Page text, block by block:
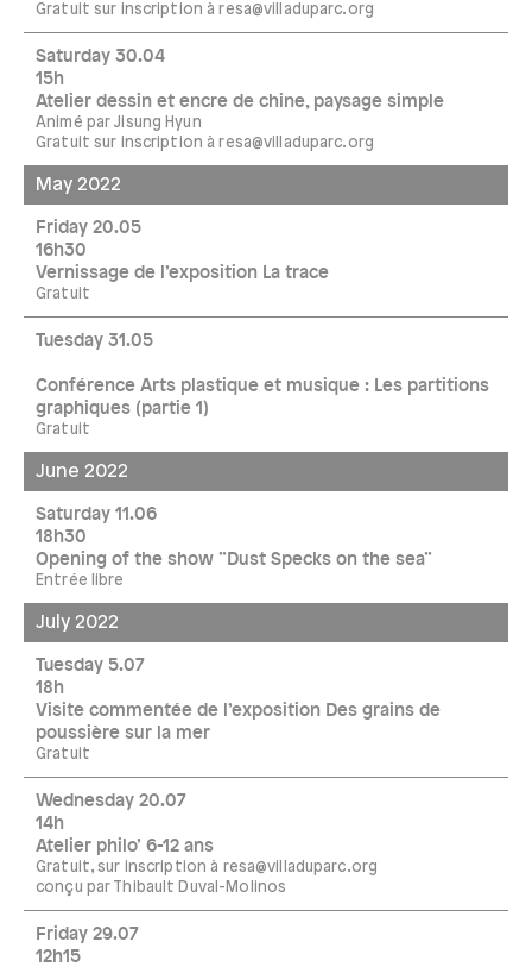
Gratuit sur inscription à resa@villaduparc.org
Saturday 30.04
15h
Atelier dessin et encre de chine, paysage simple
Animé par Jisung Hyun
Gratuit sur inscription à resa@villaduparc.org
May 2022
Friday 20.05
16h30
Vernissage de l’exposition La trace
Gratuit
Tuesday 31.05
Conférence Arts plastique et musique : Les partitions
graphiques (partie 1)
Gratuit
June 2022
Saturday 11.06
18h30
Opening of the show ”Dust Specks on the sea”
Entrée libre
July 2022
Tuesday 5.07
18h
Visite commentée de l’exposition Des grains de
poussière sur la mer
Gratuit
Wednesday 20.07
14h
Atelier philo’ 6-12 ans
Gratuit, sur inscription à resa@villaduparc.org
conçu par Thibault Duval-Molinos
Friday 29.07
12h15